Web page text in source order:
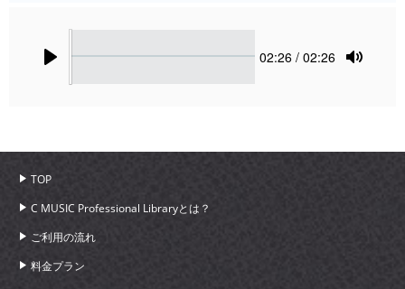
Current
02:26 / 02:26
TOP
C MUSIC Professional Libraryとは？
ご利用の流れ
料金プラン